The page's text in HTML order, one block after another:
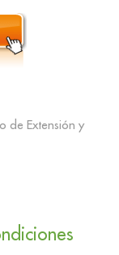
de Extensión y